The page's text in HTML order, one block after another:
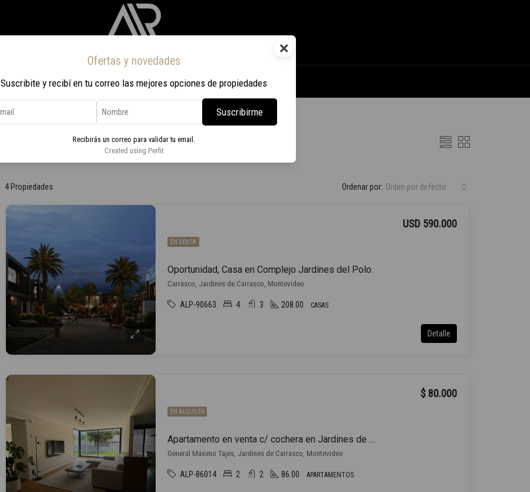
×
Ofertas y novedades
Suscribite y recibí en tu correo las mejores opciones de propiedades
Suscribirme
Recibirás un correo para validar tu email.
Created using Perfit
Inicio Propiedades Nosotros Contacto Viaje a Rio 2026
4 Propiedades Ordenar por: Orden por defecto
EN VENTA
Oportunidad, Casa en Complejo Jardines del Polo.
USD 590.000
Carrasco, Jardines de Carrasco, Montevideo
ALP-90663 4 3 208.00 CASAS
Detalle
EN ALQUILER
Apartamento en venta c/ cochera en Jardines de Carrasco Carrasco
$ 80.000
General Máximo Tajes, Jardines de Carrasco, Montevideo
ALP-86014 2 2 86.00 APARTAMENTOS